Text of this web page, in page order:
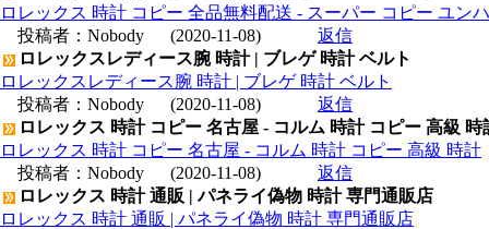
ロレックス 時計 コピー 全品無料配送 - スーパー コピー ユン
投稿者： Nobody (2020-11-08)
返信
ロレックスレディース腕 時計 | ブレゲ 時計 ベルト
ロレックスレディース腕 時計 | ブレゲ 時計 ベルト
投稿者： Nobody (2020-11-08)
返信
ロレックス 時計 コピー 名古屋 - コルム 時計 コピー 高級 時
ロレックス 時計 コピー 名古屋 - コルム 時計 コピー 高級 時計
投稿者： Nobody (2020-11-08)
返信
ロレックス 時計 通販 | パネライ偽物 時計 専門通販店
ロレックス 時計 通販 | パネライ偽物 時計 専門通販店